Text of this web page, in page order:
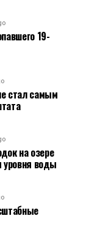
19-
стал самым
на озере
уровня воды